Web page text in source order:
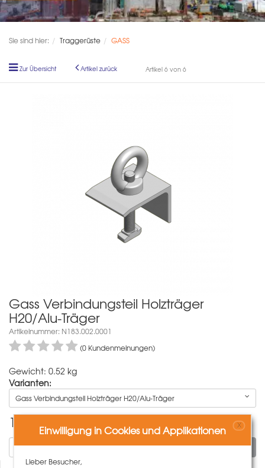
Sie sind hier: Traggerüste GASS
Zur Übersicht Artikel zurück Artikel 6 von 6
Gass Verbindungsteil Holzträger
H20/Alu-Träger
Artikelnummer: N183.002.0001
(0 Kundenmeinungen)
Gewicht: 0.52 kg
Varianten:
Gass Verbindungsteil Holzträger H20/Alu-Träger
11,00 €
In den Warenkorb
Einwilligung in Cookies und Applikationen X
Lieber Besucher,